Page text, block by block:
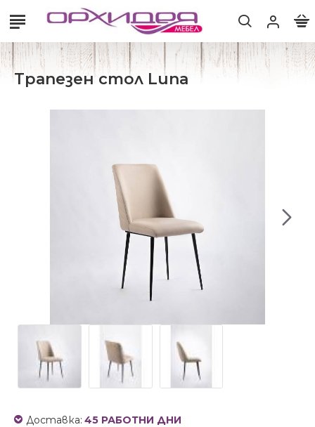
Трапезен стол Luna
Доставка: 45 РАБОТНИ ДНИ